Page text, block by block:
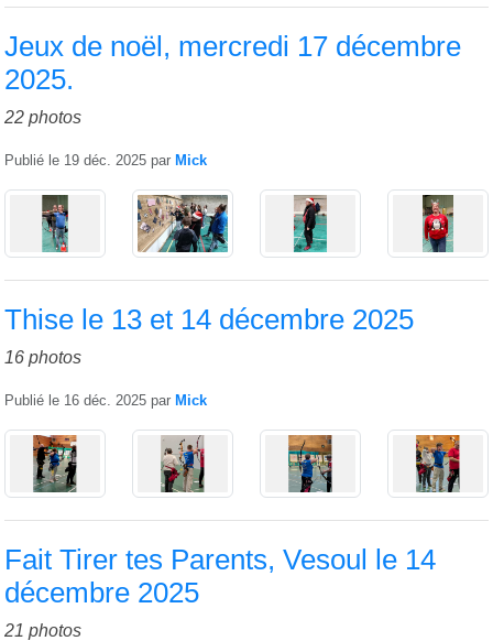
Jeux de noël, mercredi 17 décembre
2025.
22 photos
Publié le 19 déc. 2025 par Mick
Thise le 13 et 14 décembre 2025
16 photos
Publié le 16 déc. 2025 par Mick
Fait Tirer tes Parents, Vesoul le 14
décembre 2025
21 photos